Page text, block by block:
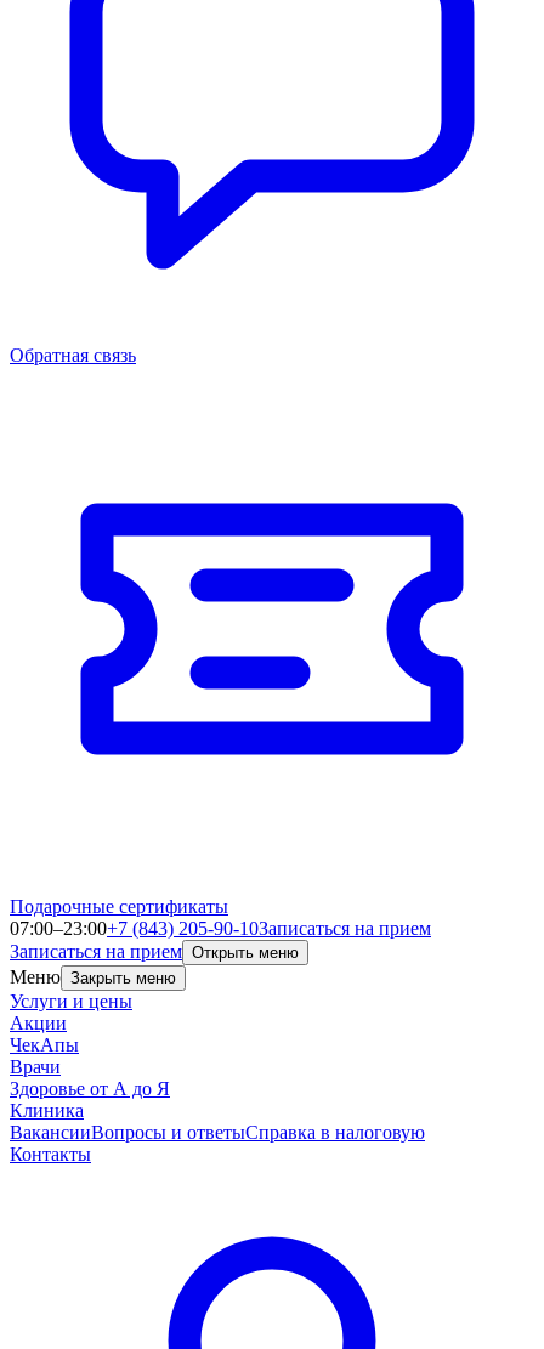
Обратная связь
Подарочные сертификаты
07:00–23:00+7 (843) 205-90-10Записаться на прием
Записаться на прием Открыть меню
Меню Закрыть меню
Услуги и цены
Акции
ЧекАпы
Врачи
Здоровье от А до Я
Клиника
ВакансииВопросы и ответыСправка в налоговую
Контакты